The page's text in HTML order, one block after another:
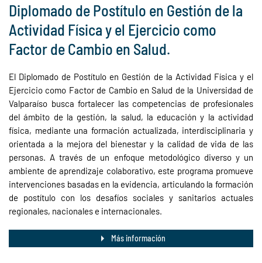
Diplomado de Postítulo en Gestión de la
Actividad Física y el Ejercicio como
Factor de Cambio en Salud.
El Diplomado de Postítulo en Gestión de la Actividad Física y el
Ejercicio como Factor de Cambio en Salud de la Universidad de
Valparaíso busca fortalecer las competencias de profesionales
del ámbito de la gestión, la salud, la educación y la actividad
física, mediante una formación actualizada, interdisciplinaria y
orientada a la mejora del bienestar y la calidad de vida de las
personas. A través de un enfoque metodológico diverso y un
ambiente de aprendizaje colaborativo, este programa promueve
intervenciones basadas en la evidencia, articulando la formación
de postítulo con los desafíos sociales y sanitarios actuales
regionales, nacionales e internacionales.
Más información